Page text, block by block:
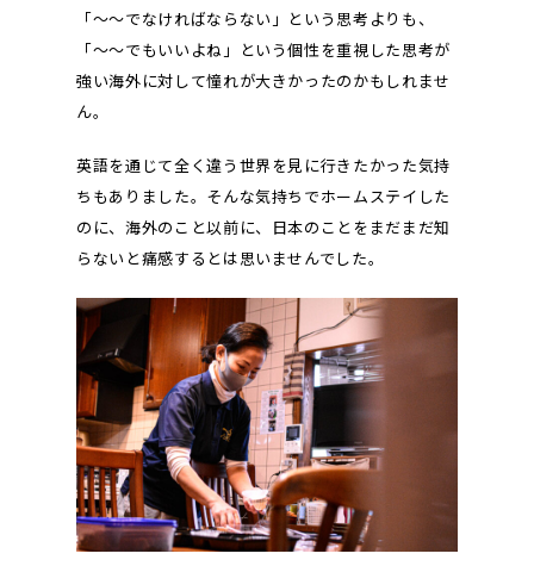
「〜〜でなければならない」という思考よりも、
「〜〜でもいいよね」という個性を重視した思考が
強い海外に対して憧れが大きかったのかもしれませ
ん。
英語を通じて全く違う世界を見に行きたかった気持
ちもありました。そんな気持ちでホームステイした
のに、海外のこと以前に、日本のことをまだまだ知
らないと痛感するとは思いませんでした。